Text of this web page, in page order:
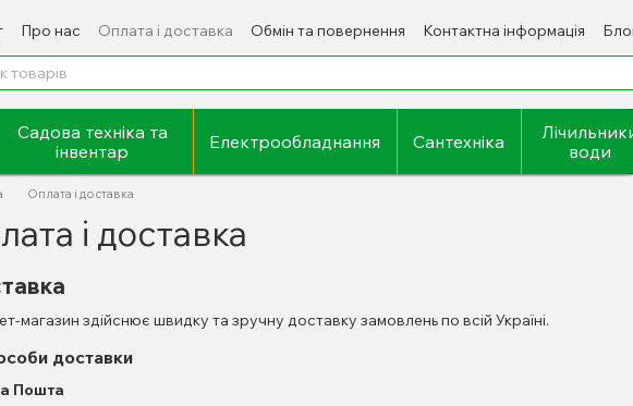
Про нас Оплата і доставка Обмін та повернення Контактна інформація
про магазин
Садова техніка та
інвентар
Електрообладнання Сантехніка
води
Оплата і доставка
і доставка
магазин здійснює швидку та зручну доставку замовлень по всій Україні.
доставки
Пошта